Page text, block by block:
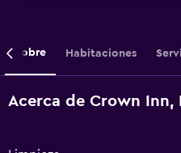
Sobre Habitaciones
Acerca de Crown Inn,